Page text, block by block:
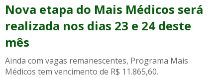
Nova etapa do Mais Médicos será
realizada nos dias 23 e 24 deste
mês
Ainda com vagas remanescentes, Programa Mais
Médicos tem vencimento de R$ 11.865,60.